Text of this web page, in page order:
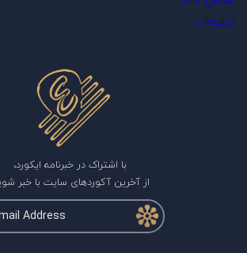
تبلیغات
با اشتراک در خبرنامه ایکورد،
از آخرین آکوردهای سایت با خبر